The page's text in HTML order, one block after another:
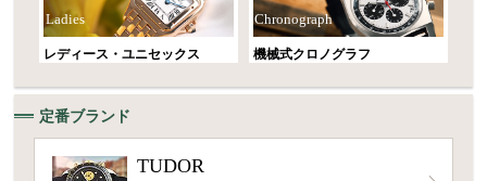
Ladies
レディース・ユニセックス
Chronograph
機械式クロノグラフ
定番ブランド
TUDOR